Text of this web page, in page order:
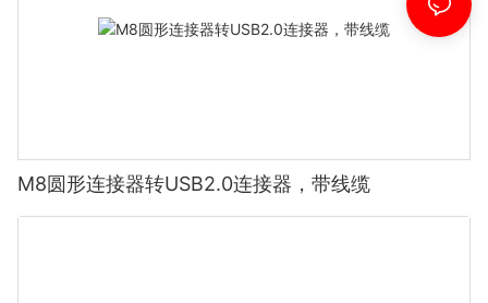
M8圆形连接器转USB2.0连接器，带线缆